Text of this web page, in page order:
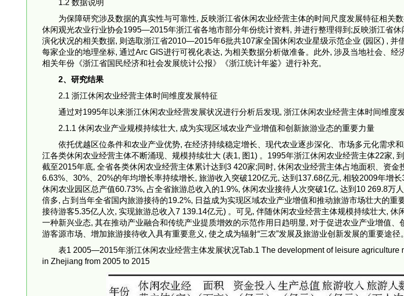
1.2 数据说明
为保障研究涉及数据的真实性与可靠性, 反映浙江省休闲农业经营主体的时间尺度发展特征相关
休闲观光农业行业协会1995—2015年浙江省各地市部分年份统计资料, 并进行整理得到;反映浙江省休
演化状况的相关数据, 则选取浙江省2010—2015年6批共107家全国休闲农业星级示范企业 (园区) , 并
每家企业的地理坐标, 通过Arc GIS进行可视化表达, 为相关数据分析做准备。此外, 涉及当地社会、经
相关年份《浙江省国民经济和社会发展统计公报》《浙江统计年鉴》进行补充。
2、研究结果
2.1 浙江休闲农业经营主体时间维度发展特征
通过对1995年以来浙江休闲农业经营发展状况进行分析后发现, 浙江休闲农业经营主体时间维度
2.1.1 休闲农业产业规模持续壮大, 成为实现区域农业产业增值和创新旅游业态的重要力量
依托优越区位条件和农业产业优势, 在经济持续稳定增长、现代农业逐步深化、市场多元化需求
江各类休闲农业经营主体不断涌现、规模持续壮大 (表1, 图1) 。1995年浙江休闲农业经营主体22家,
截至2015年底, 全省各类休闲农业经营主体累计达到3 420家;同时, 休闲农业经营主体占地面积、资金
6.63%、30%、20%的年均增长率持续增长, 旅游收入突破120亿元, 达到137.68亿元, 相较2009年增
休闲农业园区总产值60.73%, 占全省旅游总收入的1.9%, 休闲农业接待人次突破1亿, 达到10 269.8万
倍多, 占到当年全省国内旅游接待的19.2%, 日益成为实现区域农业产业增值和推动旅游市场壮大的重
接待游客5.35亿人次, 实现旅游总收入7 139.14亿元) 。可见, 伴随休闲农业经营主体规模持续壮大, 休
一种新兴业态, 其在推动产业融合和传统产业提质增效的示范作用日趋明显, 对于促进农业产业增值、
游客源市场、增加旅游接待收入具有重要意义, 使之成为辐射“三农”发展及旅游业创新发展的重要途径。
表1 2005—2015年浙江休闲农业经营主体发展状况Tab.1 The development of leisure agriculture
in Zhejiang from 2005 to 2015